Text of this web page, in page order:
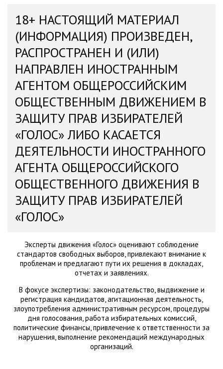
18+ НАСТОЯЩИЙ МАТЕРИАЛ
(ИНФОРМАЦИЯ) ПРОИЗВЕДЕН,
РАСПРОСТРАНЕН И (ИЛИ)
НАПРАВЛЕН ИНОСТРАННЫМ
АГЕНТОМ ОБЩЕРОССИЙСКИМ
ОБЩЕСТВЕННЫМ ДВИЖЕНИЕМ В
ЗАЩИТУ ПРАВ ИЗБИРАТЕЛЕЙ
«ГОЛОС» ЛИБО КАСАЕТСЯ
ДЕЯТЕЛЬНОСТИ ИНОСТРАННОГО
АГЕНТА ОБЩЕРОССИЙСКОГО
ОБЩЕСТВЕННОГО ДВИЖЕНИЯ В
ЗАЩИТУ ПРАВ ИЗБИРАТЕЛЕЙ
«ГОЛОС»
Эксперты движения «Голос» оценивают соблюдение
стандартов свободных выборов, привлекают внимание к
проблемам и предлагают пути их решения в докладах,
отчетах и заявлениях.
В фокусе экспертизы: законодательство, выдвижение и
регистрация кандидатов, агитационная деятельность,
злоупотребления административным ресурсом, процедуры
дня голосования, работа избирательных комиссий,
политические финансы, привлечение к ответственности за
нарушения, выполнение рекомендаций международных
организаций.